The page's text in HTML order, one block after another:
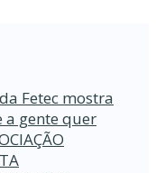
Fetec mostra
a gente quer